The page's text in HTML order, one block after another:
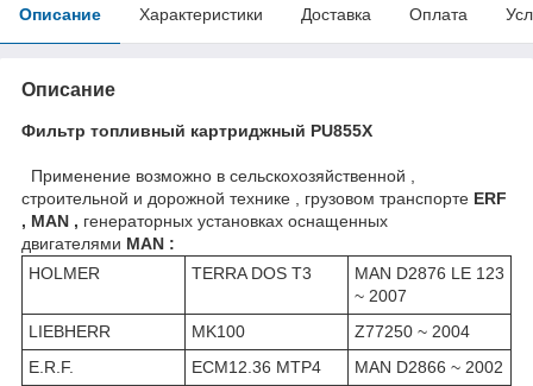
Описание Характеристики Доставка Оплата
Описание
Фильтр топливный картриджный PU855X
Применение возможно в сельскохозяйственной ,
строительной и дорожной технике , грузовом транспорте ERF
, MAN , генераторных установках оснащенных
двигателями MAN :
HOLMER
TERRA DOS T3
MAN D2876 LE 123
~ 2007
LIEBHERR
MK100
Z77250 ~ 2004
E.R.F.
ECM12.36 MTP4
MAN D2866 ~ 2002